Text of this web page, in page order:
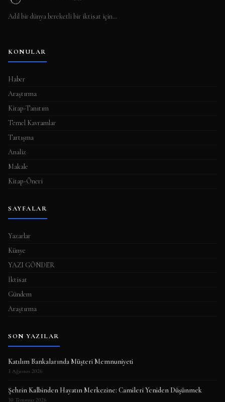
Adil bir dünya bereketli bir iktisat için…
KONULAR
Haber
Araştırma
Kitap-Tanıtım
Temel Kavramlar
Tartışma
Analiz
Makale
Kitap-Öneri
SAYFALAR
Yazarlar
Künye
YAZI GÖNDER
İktisat
Gündem
Araştırma
SON YAZILAR
Katılım Bankalarında Müşteri Memnuniyeti
3 Ağustos 2026
Şehrin Kalbinden Hayatın Merkezine: Camileri Yeniden Düşünmek
30 Temmuz 2026